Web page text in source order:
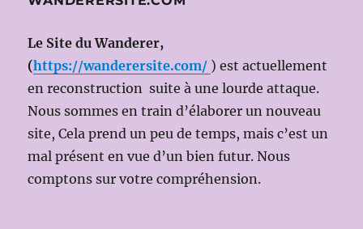
en
MARELLI)
avec
Renée
et
Michael
VOLLE
Le Site du Wanderer,
(https://wanderersite.com/ ) est actuellement
en reconstruction suite à une lourde attaque.
Nous sommes en train d’élaborer un nouveau
site, Cela prend un peu de temps, mais c’est un
mal présent en vue d’un bien futur. Nous
comptons sur votre compréhension.